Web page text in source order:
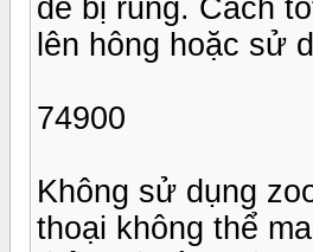
dễ bị rung. Cách
lên hông hoặc sử
74900
Không sử dụng
thoại không thể